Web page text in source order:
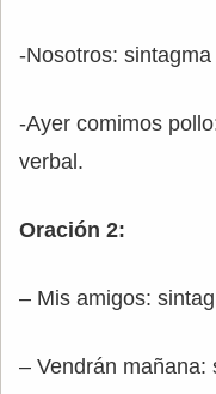
-Nosotros:
-Ayer comimos
verbal.
Oración 2:
– Mis amigos:
– Vendrán mañana: